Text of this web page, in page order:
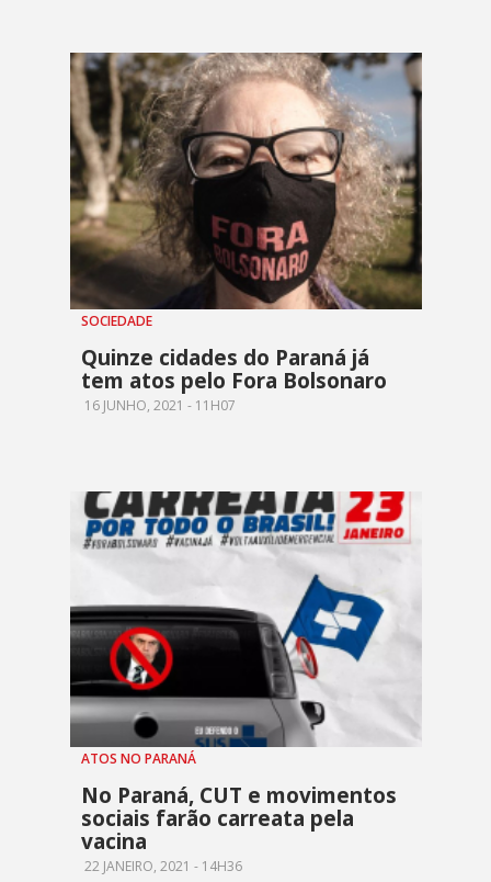
SOCIEDADE
Quinze cidades do Paraná já
tem atos pelo Fora Bolsonaro
16 JUNHO, 2021 - 11H07
ATOS NO PARANÁ
No Paraná, CUT e movimentos
sociais farão carreata pela
vacina
22 JANEIRO, 2021 - 14H36